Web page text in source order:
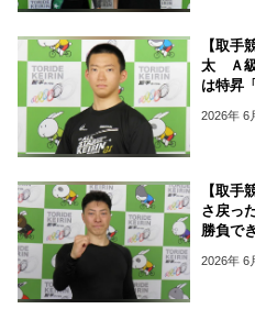
【取
太 Ａ級
は特昇
2026年 6
【取
さ戻っ
勝負で
2026年 6